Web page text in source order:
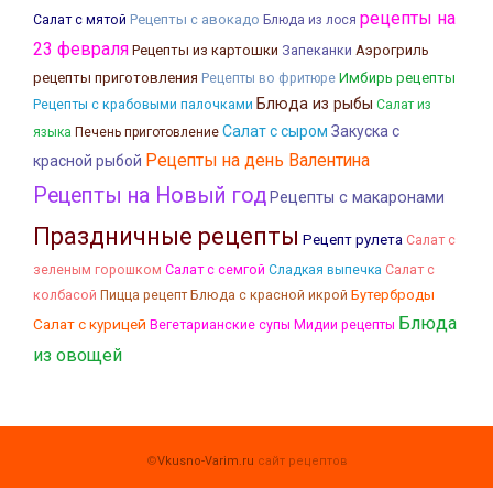
Салат с мятой Рецепты с авокадо Блюда из лося рецепты на
23 февраля Рецепты из картошки Запеканки Аэрогриль
рецепты приготовления Рецепты во фритюре Имбирь рецепты
Рецепты с крабовыми палочками Блюда из рыбы Салат из
языка Печень приготовление Салат с сыром Закуска с
красной рыбой Рецепты на день Валентина
Рецепты на Новый год Рецепты с макаронами
Праздничные рецепты Рецепт рулета Салат с
зеленым горошком Салат с семгой Сладкая выпечка Салат с
колбасой Пицца рецепт Блюда с красной икрой Бутерброды
Салат с курицей Вегетарианские супы Мидии рецепты Блюда
из овощей
©Vkusno-Varim.ru сайт рецептов